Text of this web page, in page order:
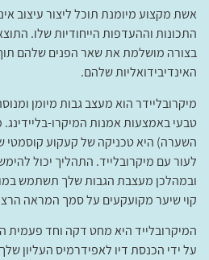
אשת מקצוע מיומנת תוכל ליצור עיצוב
התכונות וההעדפות הייחודיות שלו.
בצורה מושלמת את שאר הפנים שלהם
האינדיבידואליות שלהם.
מיקרובליידר הוא מעצב גבות מיומן
טבעי באמצעות אמנות המיקרו-בליידינג.
השערה) היא טכניקה של קעקוע
לעור עם מיקרובלייד. התהליך יכול
ובמהלכן מעצבת הגבות שלך תשתמש
קוי שיער מקועקעים על סמך המראה
המיקרובלייד היא מחט דקה וחד
על ידי הכנסת דיו לאפידרמיס העליון